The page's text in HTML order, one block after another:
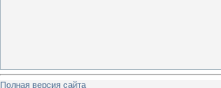
Полная версия сайта